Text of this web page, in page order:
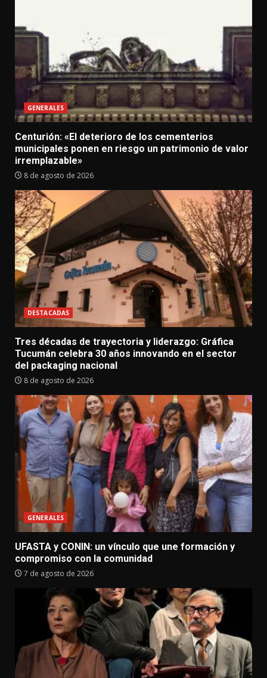
GENERALES
Centurión: «El deterioro de los cementerios
municipales ponen en riesgo un patrimonio de valor
irremplazable»
8 de agosto de 2026
DESTACADAS
Tres décadas de trayectoria y liderazgo: Gráfica
Tucumán celebra 30 años innovando en el sector
del packaging nacional
8 de agosto de 2026
GENERALES
UFASTA y CONIN: un vínculo que une formación y
compromiso con la comunidad
7 de agosto de 2026